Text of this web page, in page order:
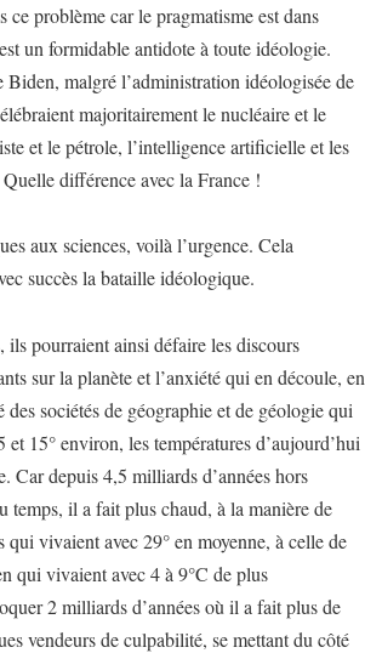
ce problème car le pragmatisme est dans
un formidable antidote à toute idéologie.
malgré l’administration idéologisée de
majoritairement le nucléaire et le
et le pétrole, l’intelligence artificielle et les
différence avec la France !
aux sciences, voilà l’urgence. Cela
succès la bataille idéologique.
ils pourraient ainsi défaire les discours
sur la planète et l’anxiété qui en découle, en
sociétés de géographie et de géologie qui
et 15° environ, les températures d’aujourd’hui
Car depuis 4,5 milliards d’années hors
temps, il a fait plus chaud, à la manière de
qui vivaient avec 29° en moyenne, à celle de
qui vivaient avec 4 à 9°C de plus
2 milliards d’années où il a fait plus de
vendeurs de culpabilité, se mettant du côté